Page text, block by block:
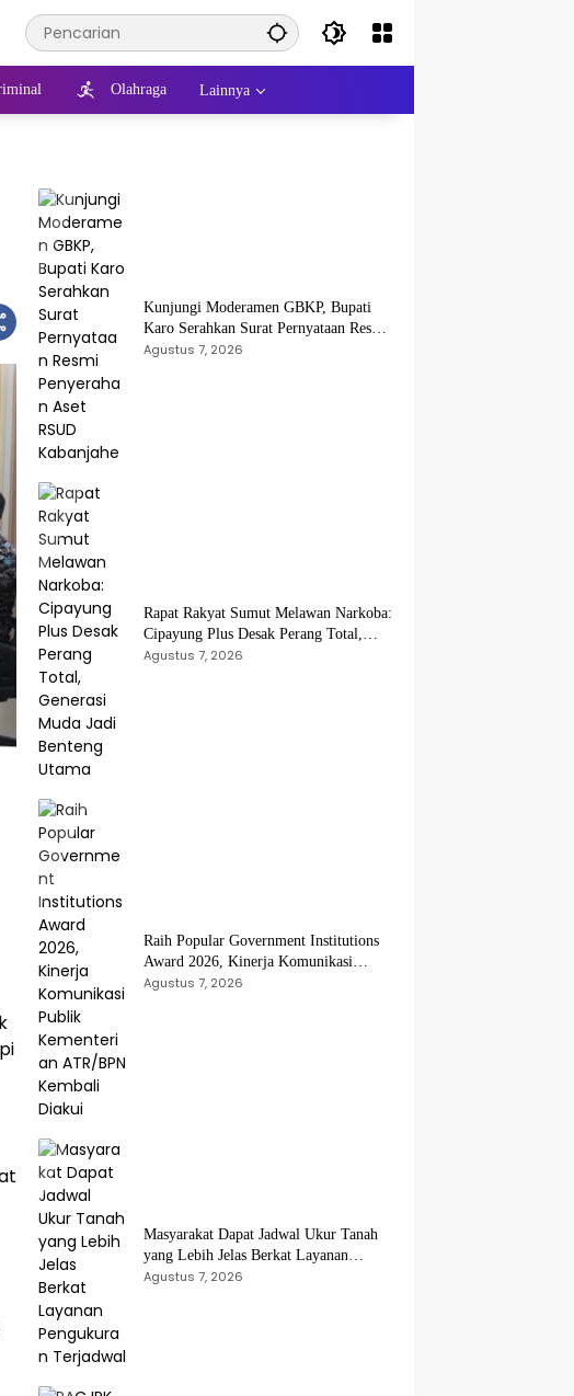
Olahraga Lainnya
Kunjungi Moderamen GBKP, Bupati
Karo Serahkan Surat Pernyataan Resmi
Penyerahan Aset RSUD Kabanjahe
Agustus 7, 2026
Rapat Rakyat Sumut Melawan Narkoba:
Cipayung Plus Desak Perang Total,
Generasi Muda Jadi Benteng Utama
Agustus 7, 2026
Raih Popular Government Institutions
Award 2026, Kinerja Komunikasi
Publik Kementerian ATR/BPN Kembali
Agustus 7, 2026
Masyarakat Dapat Jadwal Ukur Tanah
yang Lebih Jelas Berkat Layanan
Pengukuran Terjadwal
Agustus 7, 2026